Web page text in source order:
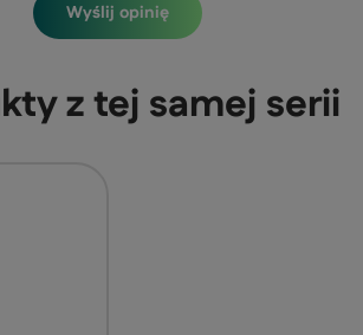
Wyślij opinię
z tej samej serii